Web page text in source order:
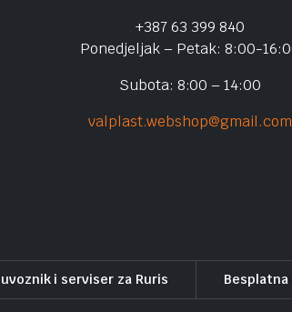
+387 63 399 840
Ponedjeljak – Petak: 8:00-
Subota: 8:00 – 14:00
valplast.webshop@gmail.com
i serviser za Ruris Besplatna